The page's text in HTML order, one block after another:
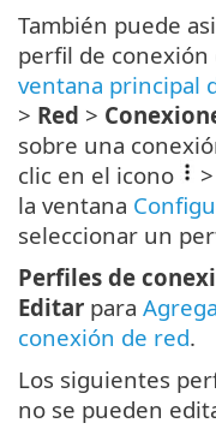
También puede
perfil de conexión
ventana principal
> Red >
sobre una
clic en el icono
>
la ventana
seleccionar un
Perfiles de
Editar para
conexión de red.
Los siguientes
no se pueden